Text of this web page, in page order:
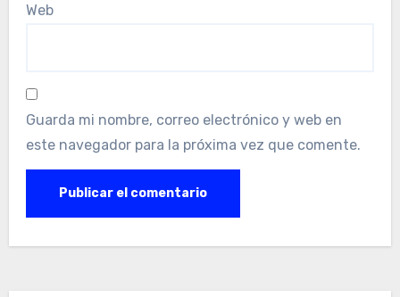
Web
Guarda mi nombre, correo electrónico y web en
este navegador para la próxima vez que comente.